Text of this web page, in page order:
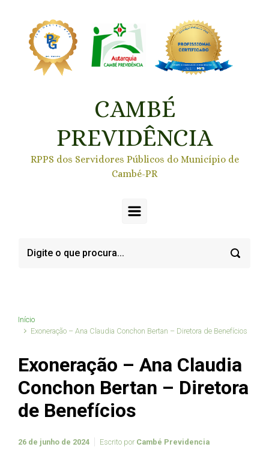
CAMBÉ
PREVIDÊNCIA
RPPS dos Servidores Públicos do Município de
Cambé-PR
Início
Exoneração – Ana Claudia Conchon Bertan – Diretora de Benefícios
Exoneração – Ana Claudia
Conchon Bertan – Diretora
de Benefícios
26 de junho de 2024 Escrito por Cambé Previdencia